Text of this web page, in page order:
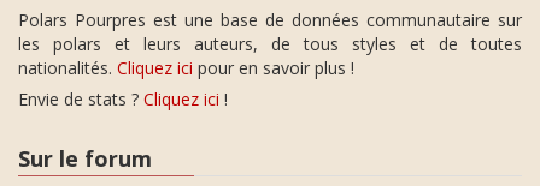
Polars Pourpres est une base de données communautaire sur
les polars et leurs auteurs, de tous styles et de toutes
nationalités. Cliquez ici pour en savoir plus !
Envie de stats ? Cliquez ici !
Sur le forum